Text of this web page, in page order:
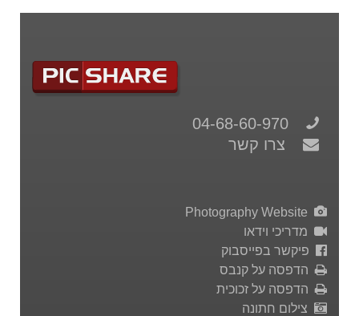
צרו קשר
מדריכי וידאו
פיקשר בפייסבוק
הדפסה על קנבס
הדפסה על זכוכית
צילום חתונה